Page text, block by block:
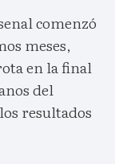
comenzó
meses,
en la final
del
resultados